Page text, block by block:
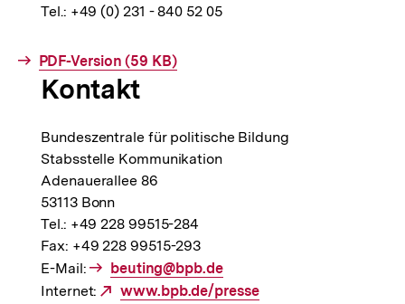
Tel.: +49 (0) 231 - 840 52 05
Interner
Link:
PDF-Version (59 KB)
Kontakt
Bundeszentrale für politische Bildung
Stabsstelle Kommunikation
Adenauerallee 86
53113 Bonn
Tel.: +49 228 99515-284
Fax: +49 228 99515-293
E-Mail:
E-
Mail
beuting@bpb.de
Internet:
Externer
www.bpb.de/presse